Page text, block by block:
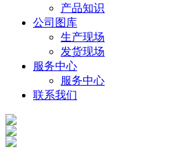
产品知识
公司图库
生产现场
发货现场
服务中心
服务中心
联系我们